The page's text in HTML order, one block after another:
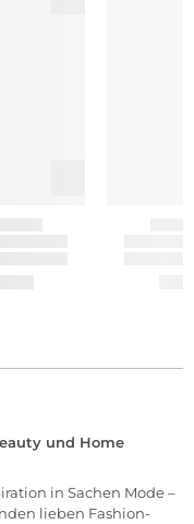
und Home
in Sachen Mode –
lieben Fashion-